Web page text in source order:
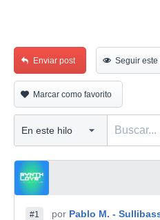
Enviar post Seguir este
Marcar como favorito
#1 por Pablo M. -